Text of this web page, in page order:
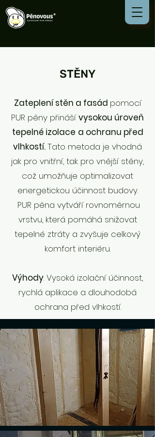
Nadpis 2
STĚNY
Zateplení stěn a fasád pomocí
PUR pěny přinášívysokou úroveň
tepelné izolace a ochranu před
vlhkostí.Tato metoda je vhodná
jak pro vnitřní, tak pro vnější stěny,
což umožňuje optimalizovat
energetickou účinnost budovy.
PUR pěna vytváří rovnoměrnou
vrstvu, která pomáhá snižovat
tepelné ztráty a zvyšuje celkový
komfort interiéru.
Výhody: Vysoká izolační účinnost,
rychlá aplikace a dlouhodobá
ochrana před vlhkostí.